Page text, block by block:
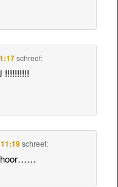
schreef:
!!!!!!!!!!
schreef:
hoor……